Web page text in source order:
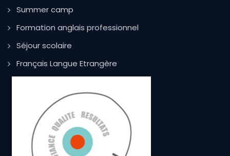
Summer camp
Formation anglais professionnel
Séjour scolaire
Français Langue Etrangère